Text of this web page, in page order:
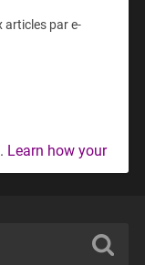
articles par e-
Learn how your